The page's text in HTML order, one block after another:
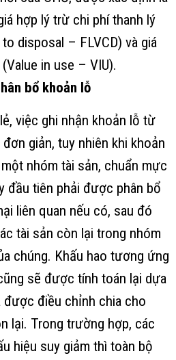
hợp lý trừ chi phí thanh lý
disposal – FLVCD) và giá
in use – VIU).
bổ khoản lỗ
việc ghi nhận khoản lỗ từ
giản, tuy nhiên khi khoản
nhóm tài sản, chuẩn mực
đầu tiên phải được phân bổ
liên quan nếu có, sau đó
tài sản còn lại trong nhóm
chúng. Khấu hao tương ứng
sẽ được tính toán lại dựa
điều chỉnh chia cho
lại. Trong trường hợp, các
hiệu suy giảm thì toàn bộ